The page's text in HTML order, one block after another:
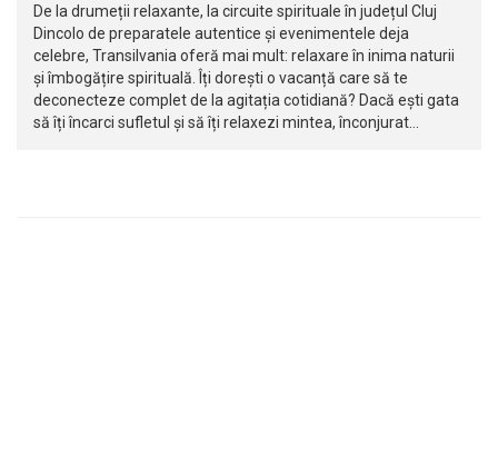
De la drumeții relaxante, la circuite spirituale în județul Cluj
Dincolo de preparatele autentice și evenimentele deja
celebre, Transilvania oferă mai mult: relaxare în inima naturii
și îmbogățire spirituală. Îți dorești o vacanță care să te
deconecteze complet de la agitația cotidiană? Dacă ești gata
să îți încarci sufletul și să îți relaxezi mintea, înconjurat…